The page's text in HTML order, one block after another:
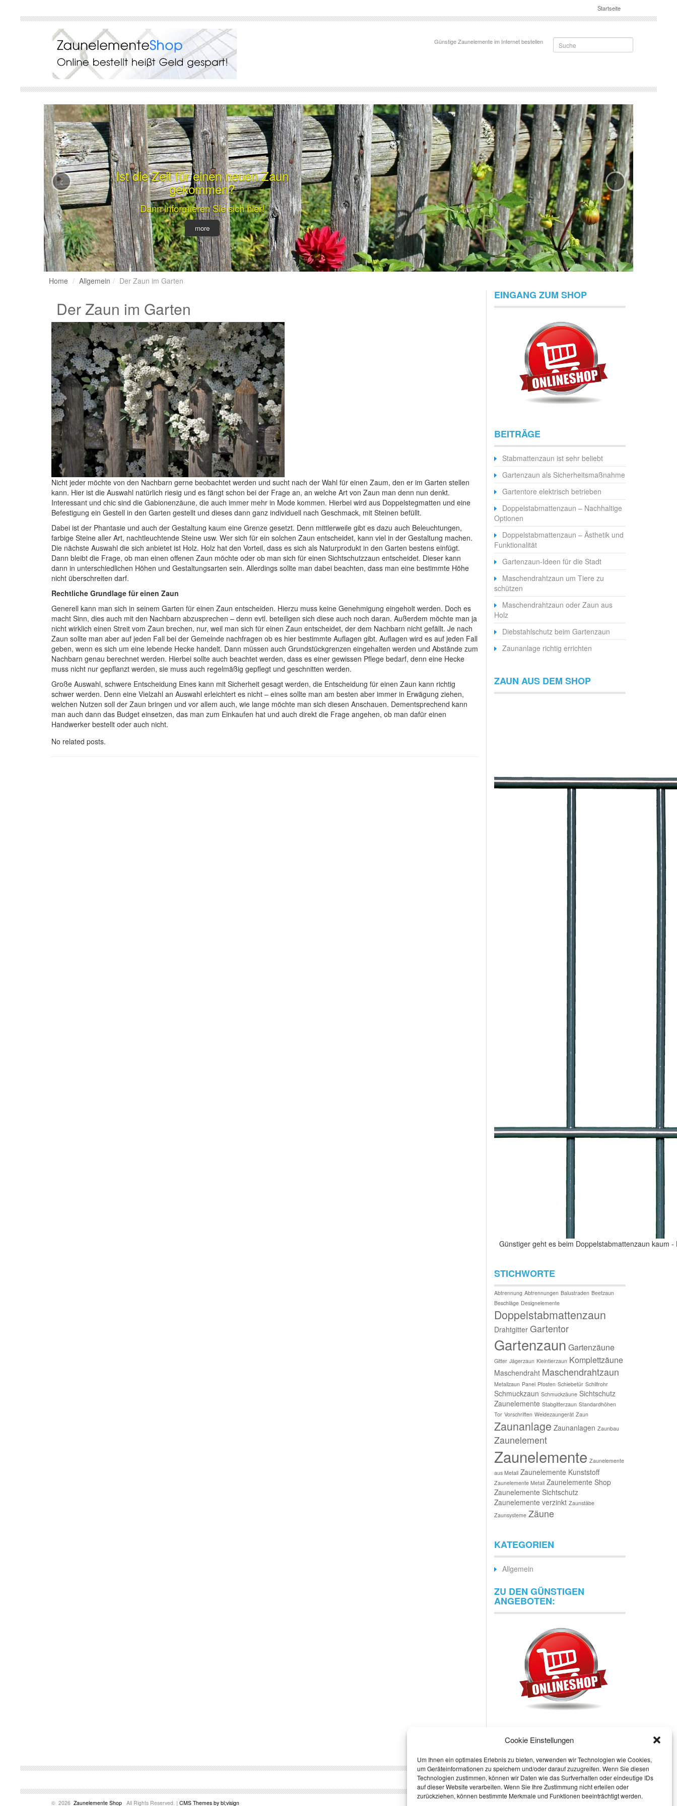
Cookie Einstellungen
Um Ihnen ein optimales Erlebnis zu bieten, verwenden wir Technologien wie Cookies,
um Geräteinformationen zu speichern und/oder darauf zuzugreifen. Wenn Sie diesen
Technologien zustimmen, können wir Daten wie das Surfverhalten oder eindeutige IDs
auf dieser Website verarbeiten. Wenn Sie Ihre Zustimmung nicht erteilen oder
zurückziehen, können bestimmte Merkmale und Funktionen beeinträchtigt werden.
Startseite
Suche
Günstige Zaunelemente im Internet bestellen
Ist die Zeit für einen neuen Zaun
gekommen?
Dann informieren Sie sich hier!
more
‹ ›
Home Allgemein Der Zaun im Garten
Der Zaun im Garten
Nicht jeder möchte von den Nachbarn gerne beobachtet werden und sucht nach der Wahl für einen Zaum, den er im Garten stellen
kann. Hier ist die Auswahl natürlich riesig und es fängt schon bei der Frage an, an welche Art von Zaun man denn nun denkt.
Interessant und chic sind die Gabionenzäune, die auch immer mehr in Mode kommen. Hierbei wird aus Doppelstegmatten und eine
Befestigung ein Gestell in den Garten gestellt und dieses dann ganz individuell nach Geschmack, mit Steinen befüllt.
Dabei ist der Phantasie und auch der Gestaltung kaum eine Grenze gesetzt. Denn mittlerweile gibt es dazu auch Beleuchtungen,
farbige Steine aller Art, nachtleuchtende Steine usw. Wer sich für ein solchen Zaun entscheidet, kann viel in der Gestaltung machen.
Die nächste Auswahl die sich anbietet ist Holz. Holz hat den Vorteil, dass es sich als Naturprodukt in den Garten bestens einfügt.
Dann bleibt die Frage, ob man einen offenen Zaun möchte oder ob man sich für einen Sichtschutzzaun entscheidet. Dieser kann
dann in unterschiedlichen Höhen und Gestaltungsarten sein. Allerdings sollte man dabei beachten, dass man eine bestimmte Höhe
nicht überschreiten darf.
Rechtliche Grundlage für einen Zaun
Generell kann man sich in seinem Garten für einen Zaun entscheiden. Hierzu muss keine Genehmigung eingeholt werden. Doch es
macht Sinn, dies auch mit den Nachbarn abzusprechen – denn evtl. beteiligen sich diese auch noch daran. Außerdem möchte man ja
nicht wirklich einen Streit vom Zaun brechen, nur, weil man sich für einen Zaun entscheidet, der dem Nachbarn nicht gefällt. Je nach
Zaun sollte man aber auf jeden Fall bei der Gemeinde nachfragen ob es hier bestimmte Auflagen gibt. Auflagen wird es auf jeden Fall
geben, wenn es sich um eine lebende Hecke handelt. Dann müssen auch Grundstückgrenzen eingehalten werden und Abstände zum
Nachbarn genau berechnet werden. Hierbei sollte auch beachtet werden, dass es einer gewissen Pflege bedarf, denn eine Hecke
muss nicht nur gepflanzt werden, sie muss auch regelmäßig gepflegt und geschnitten werden.
Große Auswahl, schwere Entscheidung Eines kann mit Sicherheit gesagt werden, die Entscheidung für einen Zaun kann richtig
schwer werden. Denn eine Vielzahl an Auswahl erleichtert es nicht – eines sollte man am besten aber immer in Erwägung ziehen,
welchen Nutzen soll der Zaun bringen und vor allem auch, wie lange möchte man sich diesen Anschauen. Dementsprechend kann
man auch dann das Budget einsetzen, das man zum Einkaufen hat und auch direkt die Frage angehen, ob man dafür einen
Handwerker bestellt oder auch nicht.
No related posts.
EINGANG ZUM SHOP
BEITRÄGE
Stabmattenzaun ist sehr beliebt
Gartenzaun als Sicherheitsmaßnahme
Gartentore elektrisch betrieben
Doppelstabmattenzaun – Nachhaltige
Optionen
Doppelstabmattenzaun – Ästhetik und
Funktionalität
Gartenzaun-Ideen für die Stadt
Maschendrahtzaun um Tiere zu
schützen
Maschendrahtzaun oder Zaun aus
Holz
Diebstahlschutz beim Gartenzaun
Zaunanlage richtig errichten
ZAUN AUS DEM SHOP
Günstiger geht es beim Doppelstabmattenzaun kaum -
STICHWORTE
Abtrennung Abtrennungen Balustraden Beetzaun
Beschläge Designelemente
Doppelstabmattenzaun
Drahtgitter Gartentor
Gartenzaun Gartenzäune
Gitter Jägerzaun Kleintierzaun Komplettzäune
Maschendraht Maschendrahtzaun
Metallzaun Panel Pfosten Schiebetür Schilfrohr
Schmuckzaun Schmuckzäune Sichtschutz
Zaunelemente Stabgitterzaun Standardhöhen
Tor Vorschriften Weidezaungerät Zaun
Zaunanlage Zaunanlagen Zaunbau
Zaunelement
Zaunelemente Zaunelemente
aus Metall Zaunelemente Kunststoff
Zaunelemente Metall Zaunelemente Shop
Zaunelemente Sichtschutz
Zaunelemente verzinkt Zaunstäbe
Zaunsysteme Zäune
KATEGORIEN
Allgemein
ZU DEN GÜNSTIGEN
ANGEBOTEN:
© 2026 Zaunelemente Shop All Rights Reserved. | CMS Themes by bl;visign